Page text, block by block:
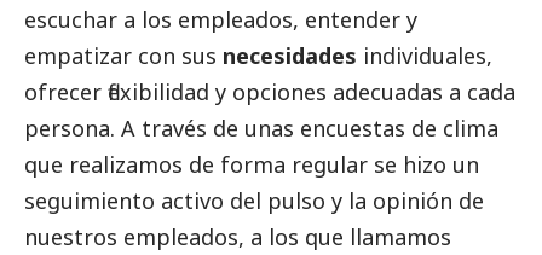
escuchar a los empleados, entender y
empatizar con sus necesidades individuales,
ofrecer flexibilidad y opciones adecuadas a cada
persona. A través de unas encuestas de clima
que realizamos de forma regular se hizo un
seguimiento activo del pulso y la opinión de
nuestros empleados, a los que llamamos